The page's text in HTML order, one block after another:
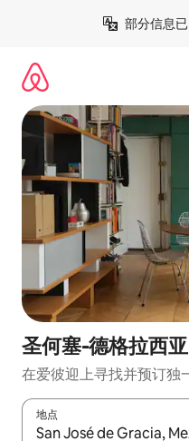
部分信息已
圣何塞-德格拉西
在爱彼迎上寻找并预订独
地点
如有搜索结果，请使用上